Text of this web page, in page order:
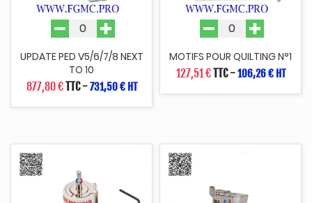
UPDATE PED V5/6/7/8 NEXT
TO 10
877,80 €TTC-731,50 € HT
MOTIFS POUR QUILTING N°1
127,51 €TTC-106,26 € HT